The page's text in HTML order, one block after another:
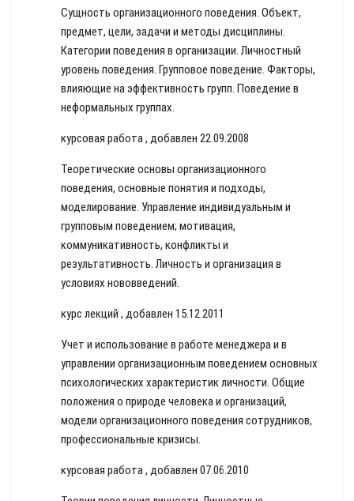
Сущность организационного поведения. Объект,
предмет, цели, задачи и методы дисциплины.
Категории поведения в организации. Личностный
уровень поведения. Групповое поведение. Факторы,
влияющие на эффективность групп. Поведение в
неформальных группах.
курсовая работа , добавлен 22.09.2008
Теоретические основы организационного
поведения, основные понятия и подходы,
моделирование. Управление индивидуальным и
групповым поведением; мотивация,
коммуникативность, конфликты и
результативность. Личность и организация в
условиях нововведений.
курс лекций , добавлен 15.12.2011
Учет и использование в работе менеджера и в
управлении организационным поведением основных
психологических характеристик личности. Общие
положения о природе человека и организаций,
модели организационного поведения сотрудников,
профессиональные кризисы.
курсовая работа , добавлен 07.06.2010